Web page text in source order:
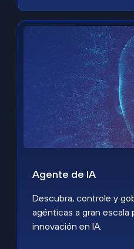
Agente de IA
Descubra, controle y
agénticas a gran escala
innovación en IA.